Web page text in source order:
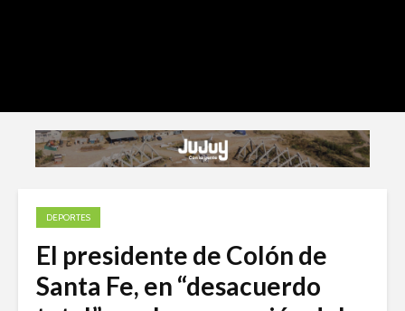
DEPORTES
El presidente de Colón de
Santa Fe, en “desacuerdo